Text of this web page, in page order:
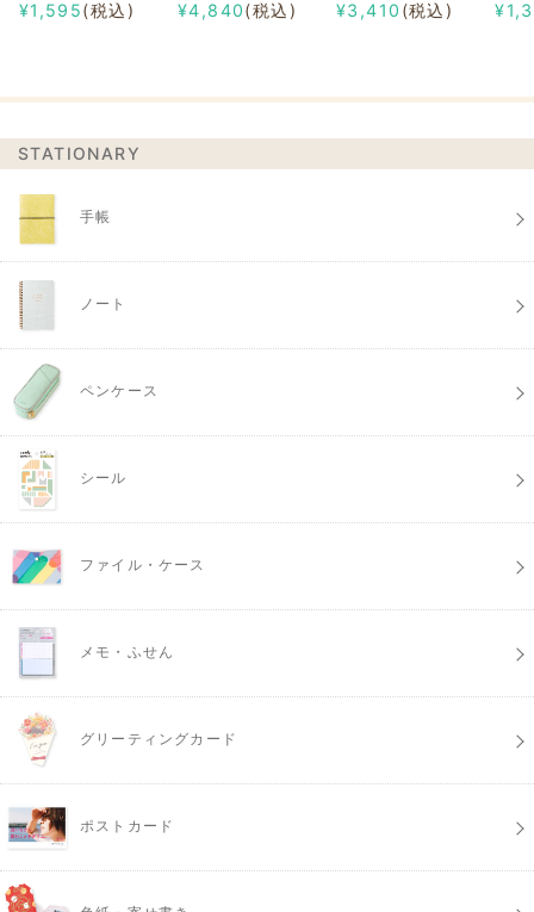
¥1,595(税込) ¥4,840(税込) ¥3,410 (税込)
STATIONARY
手帳
ノート
ペンケース
シール
ファイル・ケース
メモ・ふせん
グリーティングカード
ポストカード